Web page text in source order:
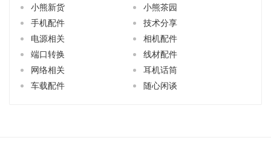
小熊新货
小熊茶园
手机配件
技术分享
电源相关
相机配件
端口转换
线材配件
网络相关
耳机话筒
车载配件
随心闲谈